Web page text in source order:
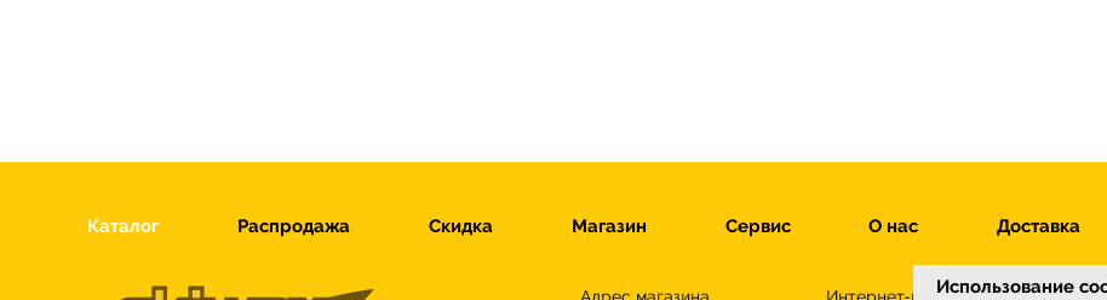
Каталог Распродажа Скидка Магазин Сервис О нас Доставка
Использование